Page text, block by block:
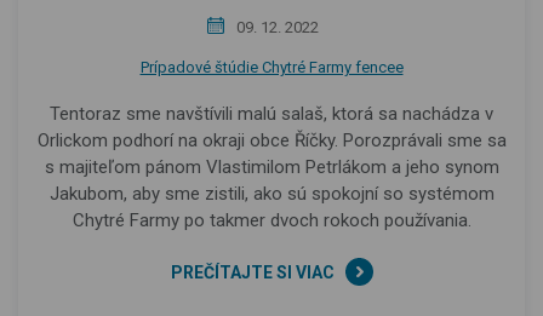
09. 12. 2022
Prípadové štúdie Chytré Farmy fencee
Tentoraz sme navštívili malú salaš, ktorá sa nachádza v
Orlickom podhorí na okraji obce Říčky. Porozprávali sme sa
s majiteľom pánom Vlastimilom Petrlákom a jeho synom
Jakubom, aby sme zistili, ako sú spokojní so systémom
Chytré Farmy po takmer dvoch rokoch používania.
PREČÍTAJTE SI VIAC